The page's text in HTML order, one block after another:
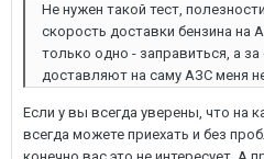
Не нужен такой тест,
скорость доставки бензина на
только одно - заправиться, а
доставляют на саму АЗС меня
Если у вы всегда уверены, что на
всегда можете приехать и без